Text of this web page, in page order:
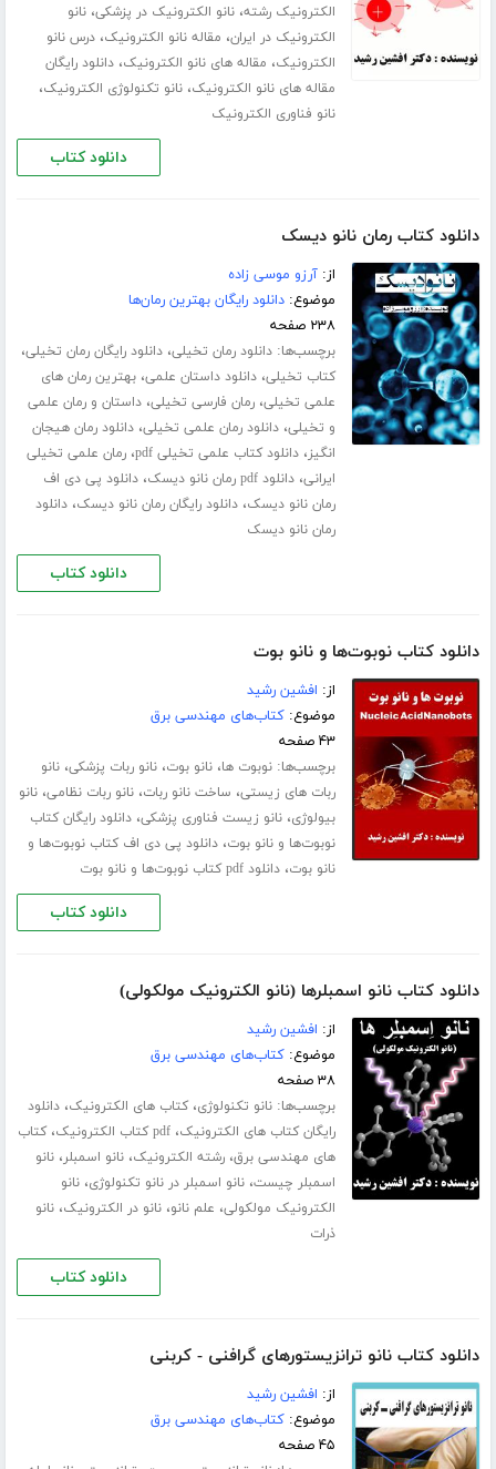
الکترونیک رشته،نانو الکترونیک در پزشکی،نانو
الکترونیک در ایران، مقاله نانو الکترونیک،درس نانو
الکترونیک، مقاله های نانو الکترونیک،دانلود رایگان
مقاله های نانو الکترونیک،نانو تکنولوژی الکترونیک،
نانو فناوری الکترونیک
دانلود کتاب
دانلود کتاب رمان نانو دیسک
از:آرزو موسی زاده
موضوع:دانلود رایگان بهترین رمان‌ها
۲۳۸ صفحه
برچسب‌ها:دانلود رمان تخیلی،دانلود رایگان رمان تخیلی،
کتاب تخیلی،دانلود داستان علمی،بهترین رمان های
علمی تخیلی،رمان فارسی تخیلی،داستان و رمان علمی
و تخیلی،دانلود رمان علمی تخیلی،دانلود رمان هیجان
انگیز،دانلود کتاب علمی تخیلی pdf ،رمان علمی تخیلی
ایرانی،دانلود pdf رمان نانو دیسک ،دانلود پی دی اف
رمان نانو دیسک،دانلود رایگان رمان نانو دیسک،دانلود
رمان نانو دیسک
دانلود کتاب
دانلود کتاب نوبوت‌ها و نانو بوت
از: افشین رشید
موضوع:کتاب‌های مهندسی برق
۴۳ صفحه
برچسب‌ها:نوبوت‌ ها،نانو بوت،نانو ربات پزشکی،نانو
ربات های زیستی، ساخت نانو ربات،نانو ربات نظامی،نانو
بیولوژی،نانو زیست فناوری پزشکی،دانلود رایگان کتاب
نوبوت‌ها و نانو بوت،دانلود پی دی اف کتاب نوبوت‌ها و
نانو بوت،دانلود pdf کتاب نوبوت‌ها و نانو بوت
دانلود کتاب
دانلود کتاب نانو اسمبلرها (نانو الکترونیک مولکولی)
از: افشین رشید
موضوع:کتاب‌های مهندسی برق
۳۸ صفحه
برچسب‌ها:نانو تکنولوژی،کتاب های الکترونیک،دانلود
رایگان کتاب های الکترونیک،pdf کتاب الکترونیک ،کتاب
های مهندسی برق،رشته الکترونیک،نانو اسمبلر،نانو
اسمبلر چیست،نانو اسمبلر در نانو تکنولوژی،نانو
الکترونیک مولکولی، علم نانو،نانو در الکترونیک،نانو
ذرات
دانلود کتاب
دانلود کتاب نانو ترانزیستورهای گرافنی - کربنی
از: افشین رشید
موضوع:کتاب‌های مهندسی برق
۴۵ صفحه